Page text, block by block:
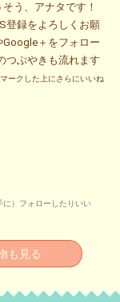
う、アナタです！
登録をよろしくお願
＋をフォロー
つぶやきも流れます
ークした上にさらにいいね
に）フォローしたりいい
も見る